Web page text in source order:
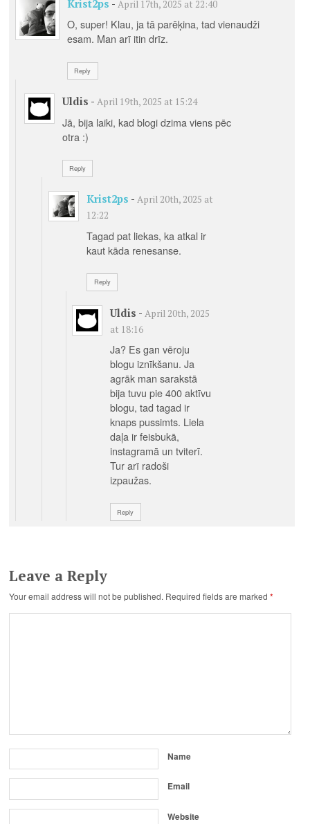
Krist2ps - April 17th, 2025 at 22:40
O, super! Klau, ja tā parēķina, tad vienaudži
esam. Man arī itin drīz.
Reply
Uldis - April 19th, 2025 at 15:24
Jā, bija laiki, kad blogi dzima viens pēc
otra :)
Reply
Krist2ps - April 20th, 2025 at
12:22
Tagad pat liekas, ka atkal ir
kaut kāda renesanse.
Reply
Uldis - April 20th, 2025
at 18:16
Ja? Es gan vēroju
blogu iznīkšanu. Ja
agrāk man sarakstā
bija tuvu pie 400 aktīvu
blogu, tad tagad ir
knaps pussimts. Liela
daļa ir feisbukā,
instagramā un tviterī.
Tur arī radoši
izpaužas.
Reply
Leave a Reply
Your email address will not be published. Required fields are marked*
Name
Email
Website